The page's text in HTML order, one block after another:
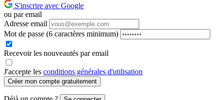
S'inscrire avec Google
ou par email
Adresse email
Mot de passe (6 caractères minimum)
Recevoir les nouveautés par email
J'accepte les conditions générales d'utilisation
Créer mon compte gratuitement